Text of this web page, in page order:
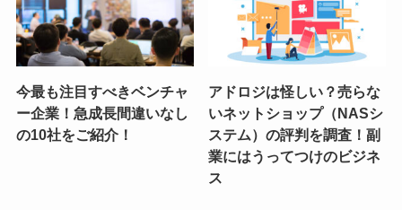
今最も注目すべきベンチャ
ー企業！急成長間違いなし
の10社をご紹介！
アドロジは怪しい？売らな
いネットショップ（NASシ
ステム）の評判を調査！副
業にはうってつけのビジネ
ス